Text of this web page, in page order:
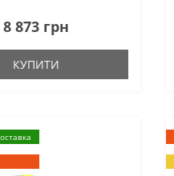
8 873 грн
КУПИТИ